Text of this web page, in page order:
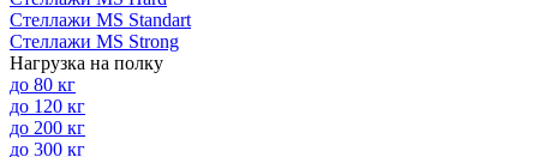
Стеллажи MS Standart
Стеллажи MS Strong
Нагрузка на полку
до 80 кг
до 120 кг
до 200 кг
до 300 кг